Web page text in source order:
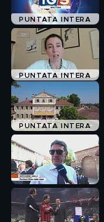
PUNTATA INTERA
PUNTATA INTERA
PUNTATA INTERA